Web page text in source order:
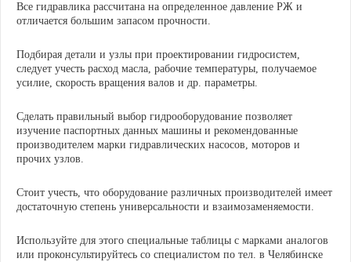
Все гидравлика рассчитана на определенное давление РЖ и
отличается большим запасом прочности.
Подбирая детали и узлы при проектировании гидросистем,
следует учесть расход масла, рабочие температуры, получаемое
усилие, скорость вращения валов и др. параметры.
Сделать правильный выбор гидрооборудование позволяет
изучение паспортных данных машины и рекомендованные
производителем марки гидравлических насосов, моторов и
прочих узлов.
Стоит учесть, что оборудование различных производителей имеет
достаточную степень универсальности и взаимозаменяемости.
Используйте для этого специальные таблицы с марками аналогов
или проконсультируйтесь со специалистом по тел. в Челябинске